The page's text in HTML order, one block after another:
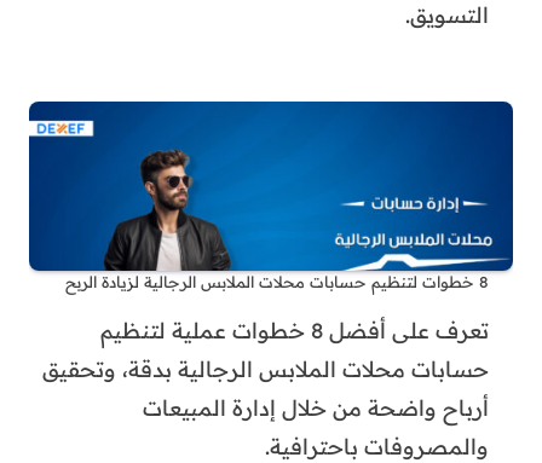
التسويق.
8 خطوات لتنظيم حسابات محلات الملابس الرجالية لزيادة الربح
تعرف على أفضل 8 خطوات عملية لتنظيم
حسابات محلات الملابس الرجالية بدقة، وتحقيق
أرباح واضحة من خلال إدارة المبيعات
والمصروفات باحترافية.